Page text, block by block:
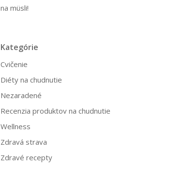
na müsli!
Kategórie
Cvičenie
Diéty na chudnutie
Nezaradené
Recenzia produktov na chudnutie
Wellness
Zdravá strava
Zdravé recepty